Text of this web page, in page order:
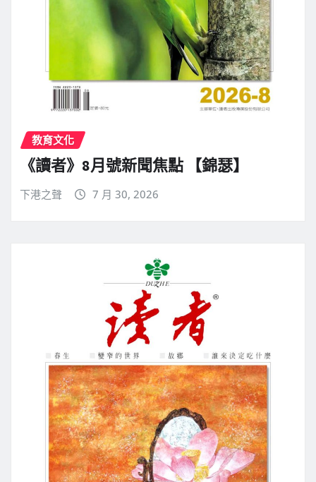
教育文化
《讀者》8月號新聞焦點 【錦瑟】
下港之聲 7 月 30, 2026